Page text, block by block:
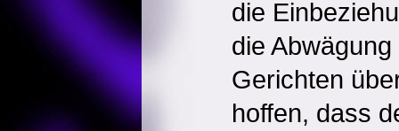
die
die
Gerichten
hoffen, dass